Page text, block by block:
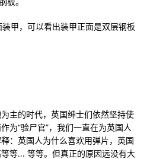
甲，可以看出装甲正面是双层钢板
主的时代，英国绅士们依然坚持使
为“验尸官”，我们一直在为英国人
：英国人为什么喜欢用弹片，英国
等... 等等。但真正的原因远没有大